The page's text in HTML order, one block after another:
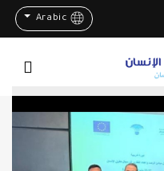
Arabic